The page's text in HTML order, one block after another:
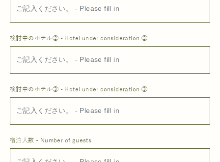
検討中のホテル② - Hotel under consideration ②
検討中のホテル③ - Hotel under consideration ③
宿泊人数 - Number of guests